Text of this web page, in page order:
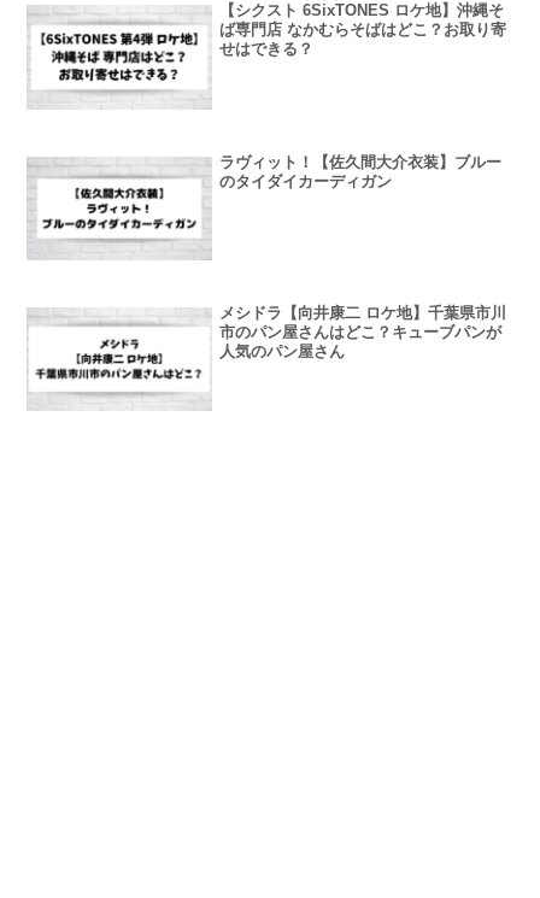
【シクスト 6SixTONES ロケ地】沖縄そ
ば専門店 なかむらそばはどこ？お取り寄
せはできる？
ラヴィット！【佐久間大介衣装】ブルー
のタイダイカーディガン
メシドラ【向井康二 ロケ地】千葉県市川
市のパン屋さんはどこ？キューブパンが
人気のパン屋さん